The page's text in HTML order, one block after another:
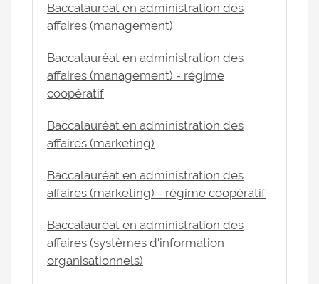
Baccalauréat en administration des
affaires (management)
Baccalauréat en administration des
affaires (management) - régime
coopératif
Baccalauréat en administration des
affaires (marketing)
Baccalauréat en administration des
affaires (marketing) - régime coopératif
Baccalauréat en administration des
affaires (systèmes d'information
organisationnels)